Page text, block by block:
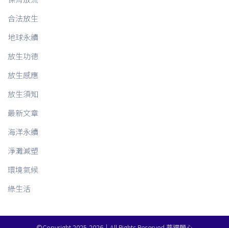
合法放生
地球永續
放生功德
放生感應
放生須知
最新文章
海洋永續
淨灘減塑
環境氣候
綠生活